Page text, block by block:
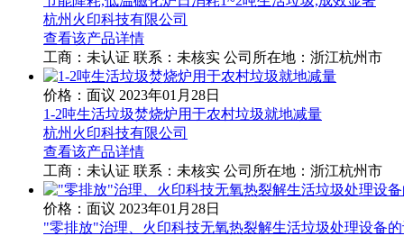
杭州火印科技有限公司
查看该产品详情
工商： 未认证 联系： 未核实 公司所在地：浙江杭州市
价格：面议 2023年01月28日
1-2吨生活垃圾焚烧炉用于农村垃圾就地减量
杭州火印科技有限公司
查看该产品详情
工商： 未认证 联系： 未核实 公司所在地：浙江杭州市
价格：面议 2023年01月28日
"零排放"治理、火印科技无氧热裂解生活垃圾处理设备